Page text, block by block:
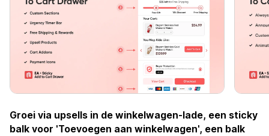
Groei via upsells in de winkelwagen-lade, een sticky
balk voor 'Toevoegen aan winkelwagen', een balk